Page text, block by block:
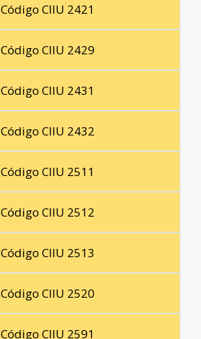
Código CIIU 2421
Código CIIU 2429
Código CIIU 2431
Código CIIU 2432
Código CIIU 2511
Código CIIU 2512
Código CIIU 2513
Código CIIU 2520
Código CIIU 2591